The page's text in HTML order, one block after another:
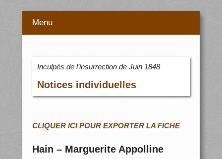
Menu
Inculpés de l’insurrection de Juin 1848
Notices individuelles
CLIQUER ICI POUR EXPORTER LA FICHE
Hain – Marguerite Appolline